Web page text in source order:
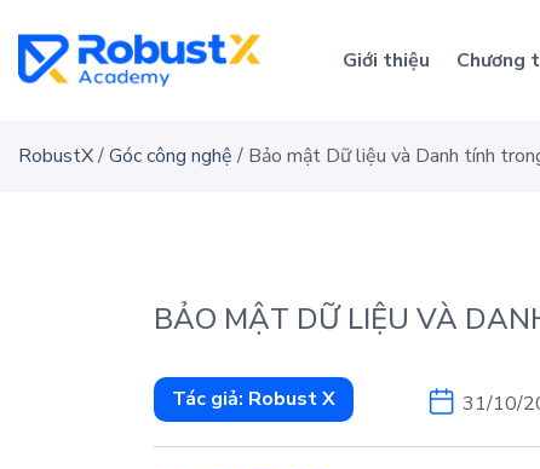
content
Giới thiệu Chương
RobustX/Góc công nghệ/ Bảo mật Dữ liệu và Danh tính
BẢO MẬT DỮ LIỆU VÀ
Tác giả: Robust X 31/10/